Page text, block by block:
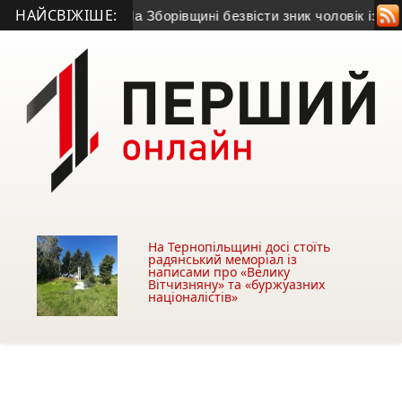
НАЙСВІЖІШЕ:
• На Зборівщині безвісти зник чоловік із
На Тернопільщині досі стоїть
радянський меморіал із
написами про «Велику
Вітчизняну» та «буржуазних
націоналістів»